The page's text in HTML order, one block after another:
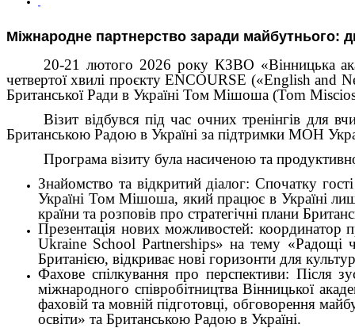
Міжнародне партнерство заради майбутнього:
20-21 лютого 2026 року КЗВО «Вінницька
четвертої хвилі проєкту ENCOURSE («English and
Британської Ради в Україні Том Мішоша (Tom
Візит відбувся під час очних тренінгів для
Британською Радою в Україні за підтримки МОН
Програма візиту була насиченою та
Знайомство та відкритий діалог: Спочатку
Україні Том Мішоша, який працює в Україні
країни та розповів про стратегічні плани
Презентація нових можливостей: координатор
Ukraine School Partnerships» на тему «Радощі
Британією, відкриває нові горизонти для
Фахове спілкування про перспективи: Після
міжнародного співробітництва Вінницької
фаховій та мовній підготовці, обговорення
освіти» та Британською Радою в Україні.